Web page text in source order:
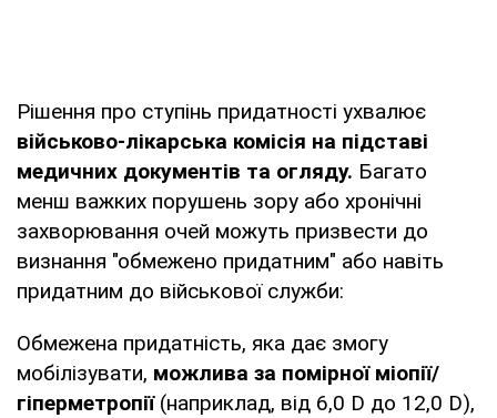
Рішення про ступінь придатності ухвалює
військово-лікарська комісія на підставі
медичних документів та огляду. Багато
менш важких порушень зору або хронічні
захворювання очей можуть призвести до
визнання "обмежено придатним" або навіть
придатним до військової служби:
Обмежена придатність, яка дає змогу
мобілізувати, можлива за помірної міопії/
гіперметропії(наприклад, від 6,0 D до 12,0 D),